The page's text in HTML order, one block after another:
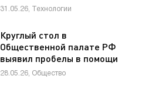
31.05.26, Технологии
Круглый стол в
Общественной палате РФ
выявил пробелы в помощи
раненым детям
28.05.26, Общество